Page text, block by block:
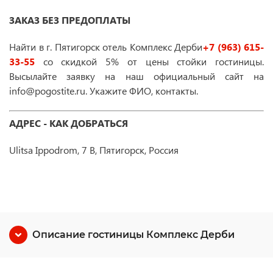
ЗАКАЗ БЕЗ ПРЕДОПЛАТЫ
Найти в г. Пятигорск отель Комплекс Дерби+7 (963) 615-
33-55 со скидкой 5% от цены стойки гостиницы.
Высылайте заявку на наш официальный сайт на
info@pogostite.ru. Укажите ФИО, контакты.
АДРЕС - КАК ДОБРАТЬСЯ
Ulitsa Ippodrom, 7 B, Пятигорск, Россия
Описание гостиницы Комплекс Дерби